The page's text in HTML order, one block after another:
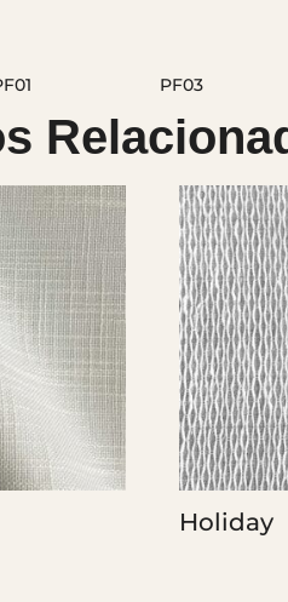
Holiday